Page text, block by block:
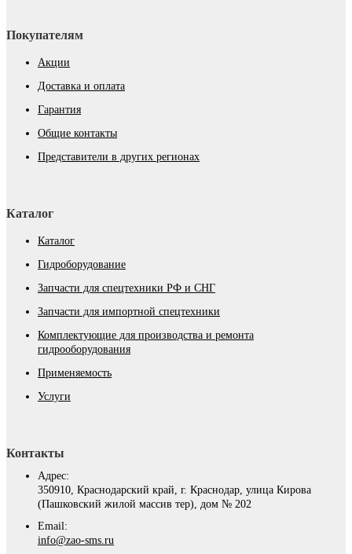
Покупателям
Акции
Доставка и оплата
Гарантия
Общие контакты
Представители в других регионах
Каталог
Каталог
Гидроборудование
Запчасти для спецтехники РФ и СНГ
Запчасти для импортной спецтехники
Комплектующие для производства и ремонта
гидрооборудования
Применяемость
Услуги
Контакты
Адрес:
350910, Краснодарский край, г. Краснодар, улица Кирова
(Пашковский жилой массив тер), дом № 202
Email:
info@zao-sms.ru